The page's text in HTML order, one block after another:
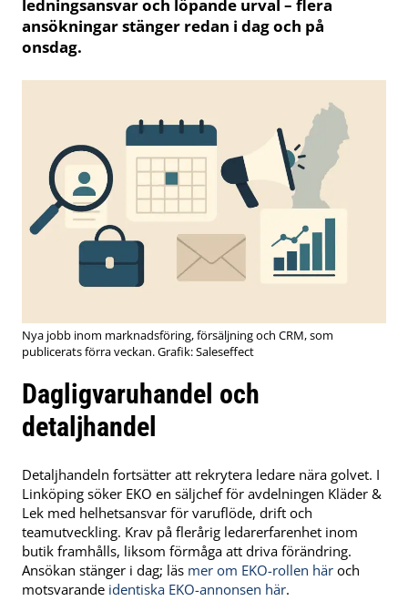
ledningsansvar och löpande urval – flera
ansökningar stänger redan i dag och på
onsdag.
Nya jobb inom marknadsföring, försäljning och CRM, som
publicerats förra veckan. Grafik: Saleseffect
Dagligvaruhandel och
detaljhandel
Detaljhandeln fortsätter att rekrytera ledare nära golvet. I
Linköping söker EKO en säljchef för avdelningen Kläder &
Lek med helhetsansvar för varuflöde, drift och
teamutveckling. Krav på flerårig ledarerfarenhet inom
butik framhålls, liksom förmåga att driva förändring.
Ansökan stänger i dag; läs mer om EKO-rollen här och
motsvarande identiska EKO-annonsen här.